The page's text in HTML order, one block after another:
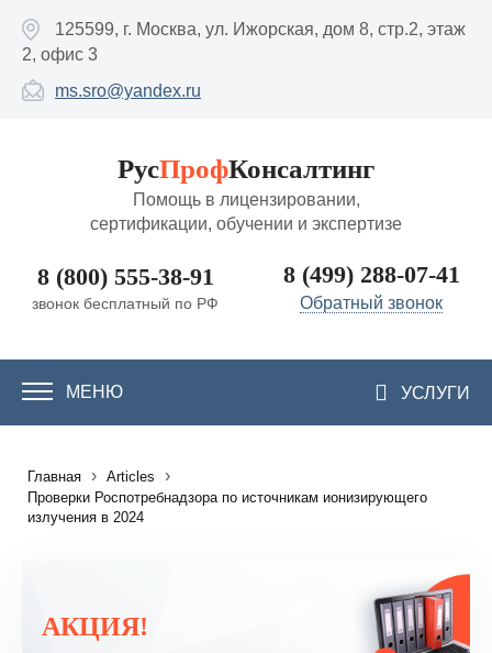
125599, г. Москва, ул. Ижорская, дом 8, стр.2, этаж
2, офис 3
ms.sro@yandex.ru
РусПрофКонсалтинг
Помощь в лицензировании,
сертификации, обучении и экспертизе
8 (800) 555-38-91
звонок бесплатный по РФ
8 (499) 288-07-41
Обратный звонок
МЕНЮ УСЛУГИ
Главная › Articles ›
Проверки Роспотребнадзора по источникам ионизирующего
излучения в 2024
АКЦИЯ!